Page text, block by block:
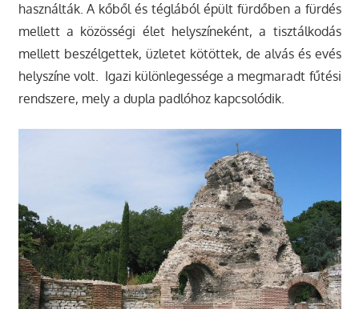
használták. A kőből és téglából épült fürdőben a fürdés
mellett a közösségi élet helyszíneként, a tisztálkodás
mellett beszélgettek, üzletet kötöttek, de alvás és evés
helyszíne volt. Igazi különlegessége a megmaradt fűtési
rendszere, mely a dupla padlóhoz kapcsolódik.